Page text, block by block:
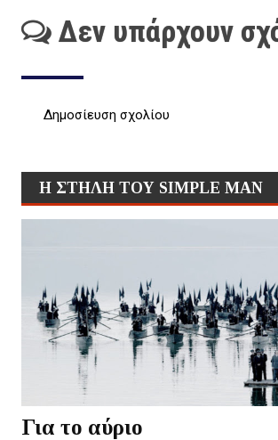
Δεν υπάρχουν
Δημοσίευση σχολίου
Η ΣΤΗΛΗ ΤΟΥ SIMPLE MAN
Για το αύριο